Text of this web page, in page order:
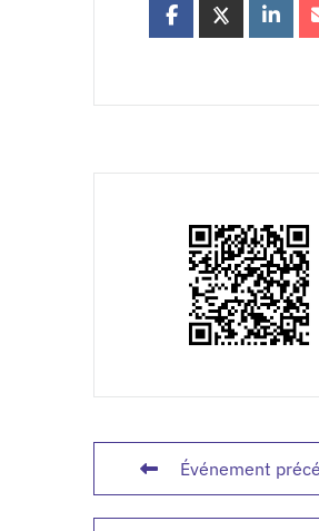
Événement